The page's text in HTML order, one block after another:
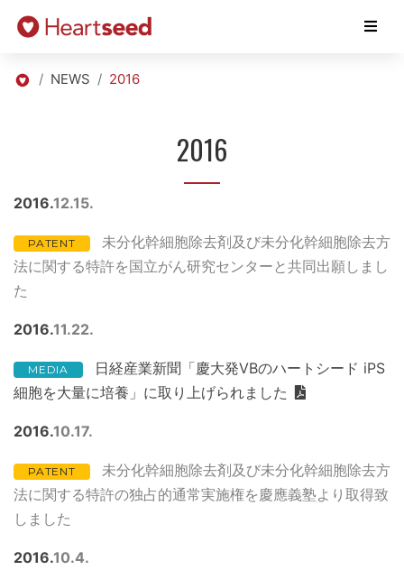
NEWS 2016
2016
2016 12 15
PATENT
未分化幹細胞除去剤及び未分化幹細胞除去方
法に関する特許を国立がん研究センターと共同出願しまし
た
2016 11 22
MEDIA
日経産業新聞「慶大発VBのハートシード iPS
細胞を大量に培養」に取り上げられました
2016 10 17
PATENT
未分化幹細胞除去剤及び未分化幹細胞除去方
法に関する特許の独占的通常実施権を慶應義塾より取得致
しました
2016 10 4